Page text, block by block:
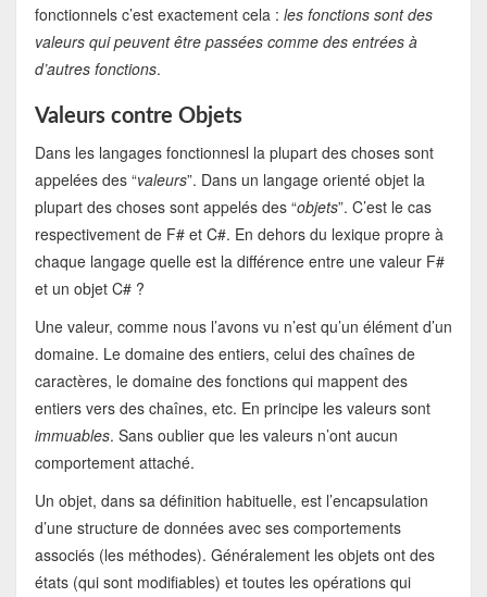
fonctionnels c’est exactement cela : les fonctions sont des
valeurs qui peuvent être passées comme des entrées à
d’autres fonctions.
Valeurs contre Objets
Dans les langages fonctionnesl la plupart des choses sont
appelées des “valeurs”. Dans un langage orienté objet la
plupart des choses sont appelés des “objets”. C’est le cas
respectivement de F# et C#. En dehors du lexique propre à
chaque langage quelle est la différence entre une valeur F#
et un objet C# ?
Une valeur, comme nous l’avons vu n’est qu’un élément d’un
domaine. Le domaine des entiers, celui des chaînes de
caractères, le domaine des fonctions qui mappent des
entiers vers des chaînes, etc. En principe les valeurs sont
immuables. Sans oublier que les valeurs n’ont aucun
comportement attaché.
Un objet, dans sa définition habituelle, est l’encapsulation
d’une structure de données avec ses comportements
associés (les méthodes). Généralement les objets ont des
états (qui sont modifiables) et toutes les opérations qui